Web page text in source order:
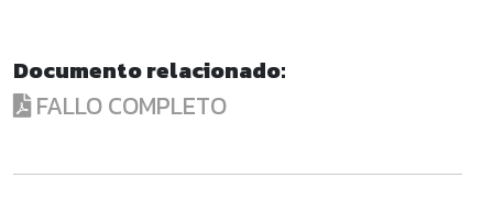
Documento relacionado:
FALLO COMPLETO